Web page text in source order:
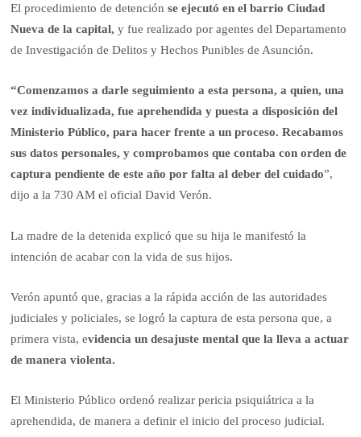
El procedimiento de detenciónse ejecutó en el barrio Ciudad
Nueva de la capital,y fue realizado por agentes del Departamento
de Investigación de Delitos y Hechos Punibles de Asunción.
“Comenzamos a darle seguimiento a esta persona, a quien, una
vez individualizada, fue aprehendida y puesta a disposición del
Ministerio Público, para hacer frente a un proceso. Recabamos
sus datos personales, y comprobamos que contaba con orden de
captura pendiente de este año por falta al deber del cuidado”,
dijo a la 730 AM el oficial David Verón.
La madre de la detenida explicó que su hija le manifestó la
intención de acabar con la vida de sus hijos.
Verón apuntó que, gracias a la rápida acción de las autoridades
judiciales y policiales, se logró la captura de esta persona que, a
primera vista, evidencia un desajuste mental que la lleva a actuar
de manera violenta.
El Ministerio Público ordenó realizar pericia psiquiátrica a la
aprehendida, de manera a definir el inicio del proceso judicial.